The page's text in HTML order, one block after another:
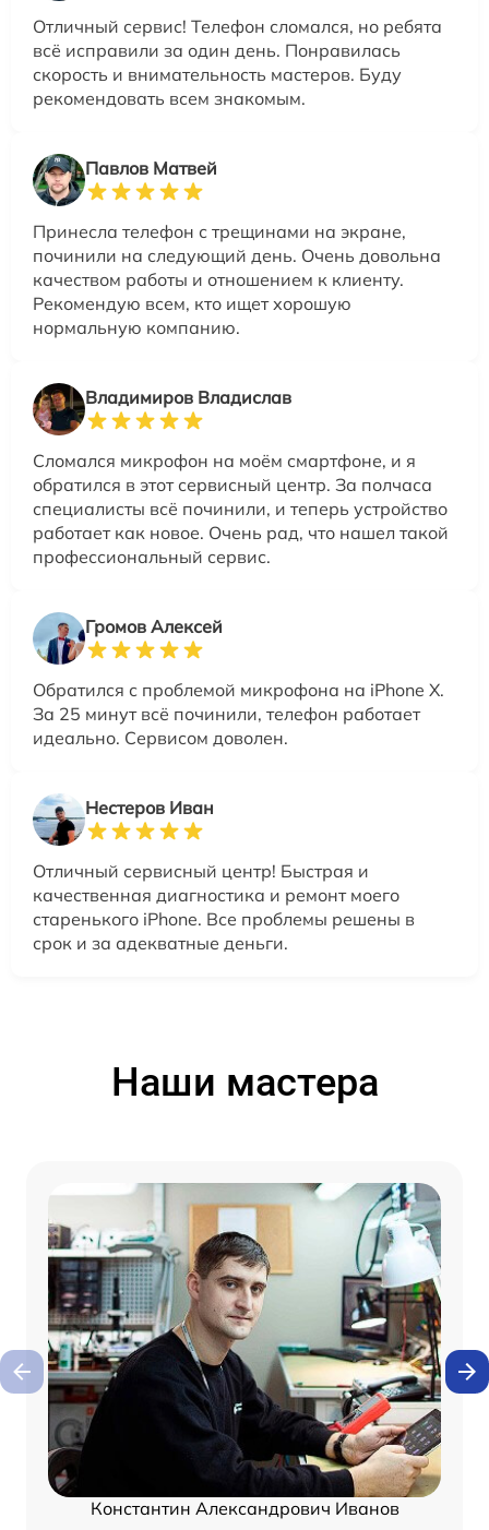
Отличный сервис! Телефон сломался, но ребята
всё исправили за один день. Понравилась
скорость и внимательность мастеров. Буду
рекомендовать всем знакомым.
Павлов Матвей
Принесла телефон с трещинами на экране,
починили на следующий день. Очень довольна
качеством работы и отношением к клиенту.
Рекомендую всем, кто ищет хорошую
нормальную компанию.
Владимиров Владислав
Сломался микрофон на моём смартфоне, и я
обратился в этот сервисный центр. За полчаса
специалисты всё починили, и теперь устройство
работает как новое. Очень рад, что нашел такой
профессиональный сервис.
Громов Алексей
Обратился с проблемой микрофона на iPhone X.
За 25 минут всё починили, телефон работает
идеально. Сервисом доволен.
Нестеров Иван
Отличный сервисный центр! Быстрая и
качественная диагностика и ремонт моего
старенького iPhone. Все проблемы решены в
срок и за адекватные деньги.
Наши мастера
Константин Александрович Иванов